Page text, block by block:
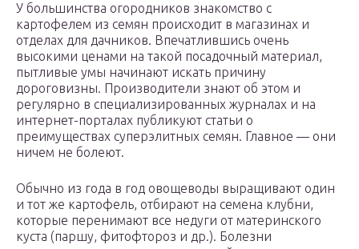
У большинства огородников знакомство с
картофелем из семян происходит в магазинах и
отделах для дачников. Впечатлившись очень
высокими ценами на такой посадочный материал,
пытливые умы начинают искать причину
дороговизны. Производители знают об этом и
регулярно в специализированных журналах и на
интернет-порталах публикуют статьи о
преимуществах суперэлитных семян. Главное — они
ничем не болеют.
Обычно из года в год овощеводы выращивают один
и тот же картофель, отбирают на семена клубни,
которые перенимают все недуги от материнского
куста (паршу, фитофтороз и др.). Болезни